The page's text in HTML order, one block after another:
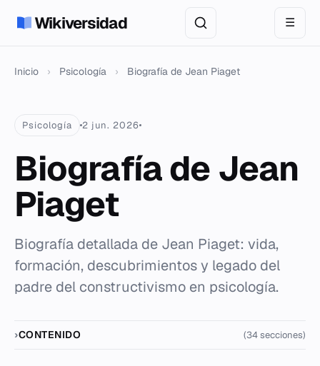
Wikiversidad ☰
Inicio › Psicología › Biografía de Jean Piaget
Psicología 2 jun. 2026
Biografía de Jean
Piaget
Biografía detallada de Jean Piaget: vida,
formación, descubrimientos y legado del
padre del constructivismo en psicología.
CONTENIDO (34 secciones)